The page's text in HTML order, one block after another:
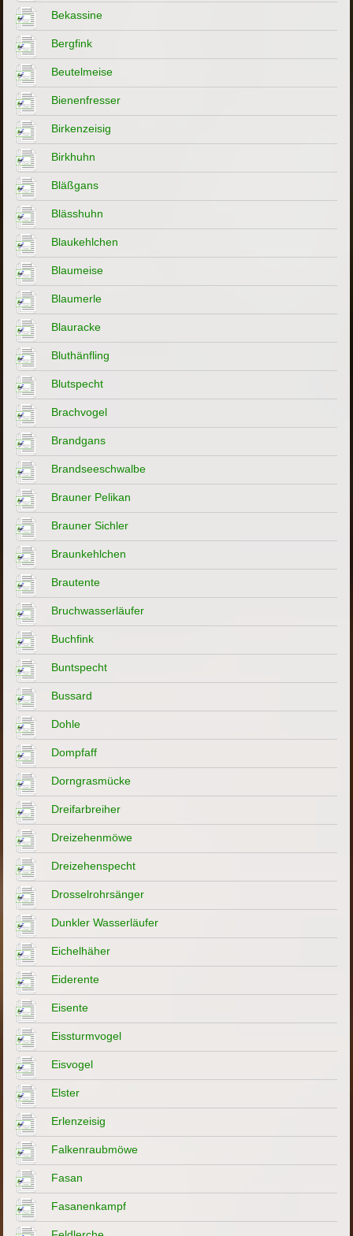
Bekassine
Bergfink
Beutelmeise
Bienenfresser
Birkenzeisig
Birkhuhn
Bläßgans
Blässhuhn
Blaukehlchen
Blaumeise
Blaumerle
Blauracke
Bluthänfling
Blutspecht
Brachvogel
Brandgans
Brandseeschwalbe
Brauner Pelikan
Brauner Sichler
Braunkehlchen
Brautente
Bruchwasserläufer
Buchfink
Buntspecht
Bussard
Dohle
Dompfaff
Dorngrasmücke
Dreifarbreiher
Dreizehenmöwe
Dreizehenspecht
Drosselrohrsänger
Dunkler Wasserläufer
Eichelhäher
Eiderente
Eisente
Eissturmvogel
Eisvogel
Elster
Erlenzeisig
Falkenraubmöwe
Fasan
Fasanenkampf